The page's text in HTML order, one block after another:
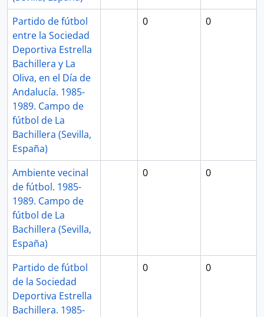
Partido de fútbol
entre la Sociedad
Deportiva Estrella
Bachillera y La
Oliva, en el Día de
Andalucía. 1985-
1989. Campo de
fútbol de La
Bachillera (Sevilla,
España)
0 0
Ambiente vecinal
de fútbol. 1985-
1989. Campo de
fútbol de La
Bachillera (Sevilla,
España)
0 0
Partido de fútbol
de la Sociedad
Deportiva Estrella
Bachillera. 1985-
0 0